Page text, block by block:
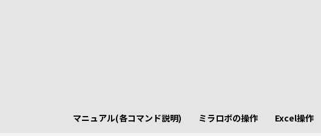
マニュアル(各コマンド説明) ミラロボの操作 Excel操作